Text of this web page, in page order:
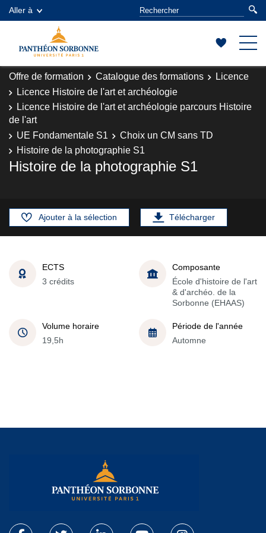
Aller à
Offre de formation Catalogue des formations
Licence
Licence Histoire de l'art et archéologie
Licence Histoire de l'art et archéologie parcours Histoire
de l'art
UE Fondamentale S1
Choix un CM sans TD
Histoire de la photographie S1
Histoire de la photographie S1
Ajouter à la sélection Télécharger
ECTS
3 crédits
Composante
École d'histoire de l'art
& d'archéo. de la
Sorbonne (EHAAS)
Volume horaire
19,5h
Période de l'année
Automne